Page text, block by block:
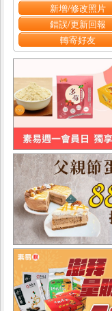
新增/修改照片
錯誤/更新回報
轉寄好友